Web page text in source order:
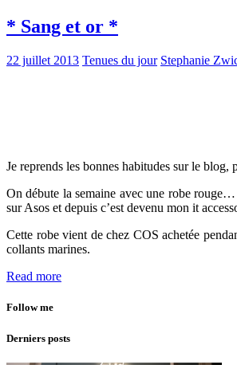
* Sang et or *
22 juillet 2013 Tenues du jour Stephanie
Je reprends les bonnes habitudes sur le
On débute la semaine avec une robe
sur Asos et depuis c’est devenu mon it
Cette robe vient de chez COS achetée
collants marines.
Read more
Follow me
Derniers posts